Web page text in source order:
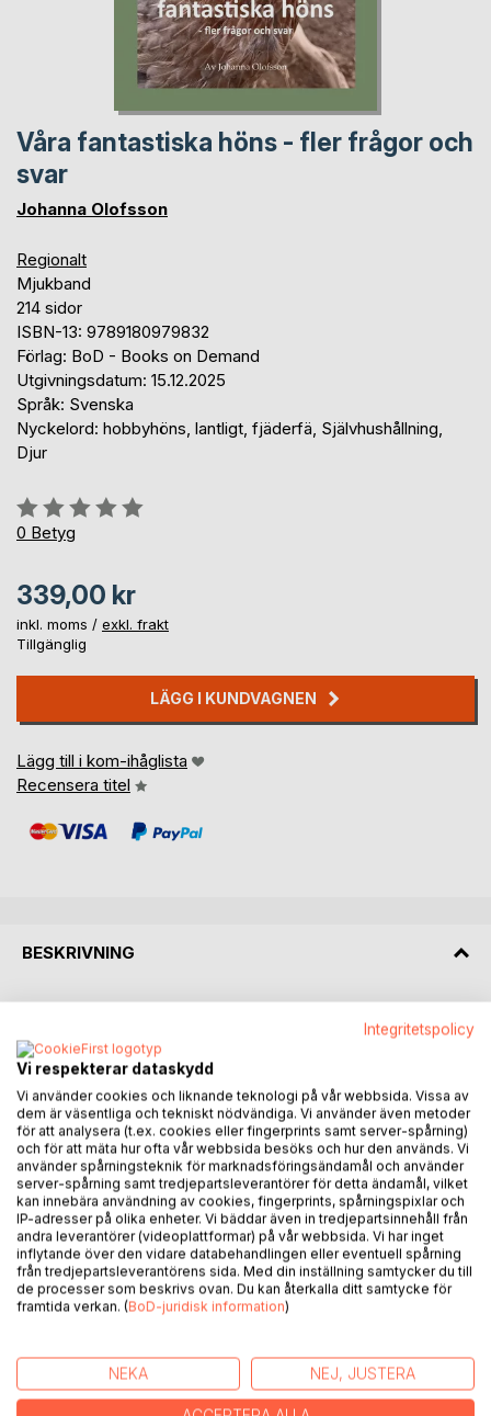
Våra fantastiska höns - fler frågor och
svar
Johanna Olofsson
Regionalt
Mjukband
214 sidor
ISBN-13: 9789180979832
Förlag: BoD - Books on Demand
Utgivningsdatum: 15.12.2025
Språk: Svenska
Nyckelord: hobbyhöns, lantligt, fjäderfä, Självhushållning,
Djur
Betyg::
0%
0 Betyg
339,00 kr
inkl. moms / exkl. frakt
Tillgänglig
LÄGG I KUNDVAGNEN
Lägg till i kom-ihåglista
Recensera titel
BESKRIVNING
fristående uppföljaren till 102 av de vanligaste frågorna om
höns. Som hönsägare kan funderingarna och tankarna
ibland vara många. I den här boken fortsätter vi omvandla
frågor till svar och förvirring till aha-upplevelser.
I den här uppföljaren guidas du genom 14 kapitel inom en
rad olika områden som bland annat foder, skötsel,
beteende, kläcka fram kycklingar, sjukdomar, ohyra, avel
och genetik - och mycket mer!
Du får svar på över 150 nya frågor på ett pedagogiskt och
överskådligt sätt. Boken är fylld med checklistor, faktarutor,
förklarande bilder och intressanta uppslag. Du får en inblick
glamorösa delarna av livet med höns.
Oavsett om du är ny på höns eller du redan har förtrollats av
Integritetspolicy
Vi respekterar dataskydd
Vi använder cookies och liknande teknologi på vår webbsida. Vissa av
dem är väsentliga och tekniskt nödvändiga. Vi använder även metoder
för att analysera (t.ex. cookies eller fingerprints samt server-spårning)
och för att mäta hur ofta vår webbsida besöks och hur den används. Vi
använder spårningsteknik för marknadsföringsändamål och använder
server-spårning samt tredjepartsleverantörer för detta ändamål, vilket
kan innebära användning av cookies, fingerprints, spårningspixlar och
IP-adresser på olika enheter. Vi bäddar även in tredjepartsinnehåll från
andra leverantörer (videoplattformar) på vår webbsida. Vi har inget
inflytande över den vidare databehandlingen eller eventuell spårning
från tredjepartsleverantörens sida. Med din inställning samtycker du till
de processer som beskrivs ovan. Du kan återkalla ditt samtycke för
framtida verkan. (BoD-juridisk information)
NEKA NEJ, JUSTERA